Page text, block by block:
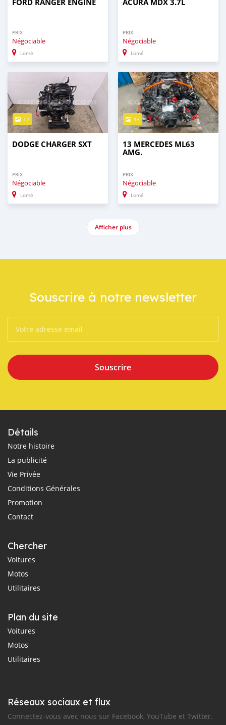
FORD RANGER ENGINE
PRIX
Négociable
Lomé
ACURA MDX 3.7L
PRIX
Négociable
Lomé
12
DODGE CHARGER SXT
PRIX
Négociable
Lomé
13
13 MERCEDES ML63
AMG.
PRIX
Négociable
Lomé
Afficher plus
Souscrire à notre newsletter
Souscrire
Détails
Notre histoire
La publicité
Vie Privée
Conditions Générales
Promotion
Contact
Chercher
Voitures
Motos
Utilitaires
Plan du site
Voitures
Motos
Utilitaires
Réseaux sociaux et flux
Connectez-vous avec nous sur Facebook, YouTube et Twitter.